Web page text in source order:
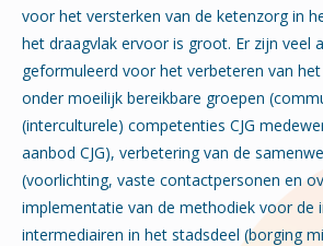
voor het versterken van de ketenzorg in
het draagvlak ervoor is groot. Er zijn veel
geformuleerd voor het verbeteren van het
onder moeilijk bereikbare groepen
(interculturele) competenties CJG
aanbod CJG), verbetering van de
(voorlichting, vaste contactpersonen en
implementatie van de methodiek voor de
intermediairen in het stadsdeel (borging